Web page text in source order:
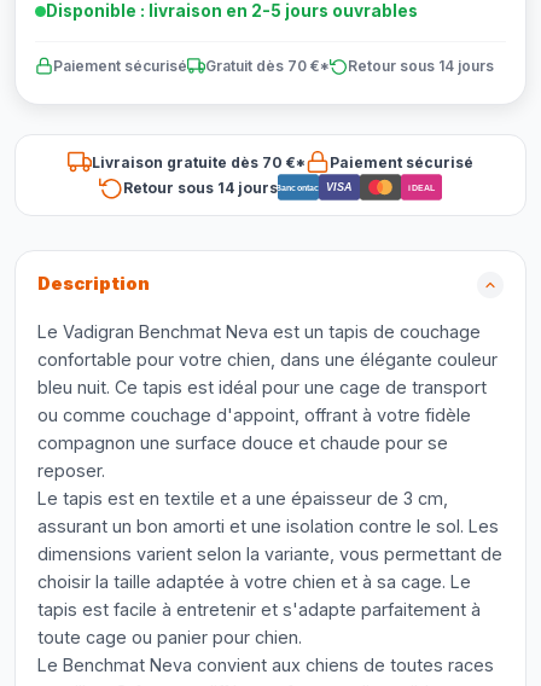
Disponible : livraison en 2-5 jours ouvrables
Paiement sécurisé Gratuit dès 70 €* Retour sous 14 jours
Livraison gratuite dès 70 €*
Paiement sécurisé
Retour sous 14 joursBancontact VISA iDEAL
Description
Le Vadigran Benchmat Neva est un tapis de couchage
confortable pour votre chien, dans une élégante couleur
bleu nuit. Ce tapis est idéal pour une cage de transport
ou comme couchage d'appoint, offrant à votre fidèle
compagnon une surface douce et chaude pour se
reposer.
Le tapis est en textile et a une épaisseur de 3 cm,
assurant un bon amorti et une isolation contre le sol. Les
dimensions varient selon la variante, vous permettant de
choisir la taille adaptée à votre chien et à sa cage. Le
tapis est facile à entretenir et s'adapte parfaitement à
toute cage ou panier pour chien.
Le Benchmat Neva convient aux chiens de toutes races